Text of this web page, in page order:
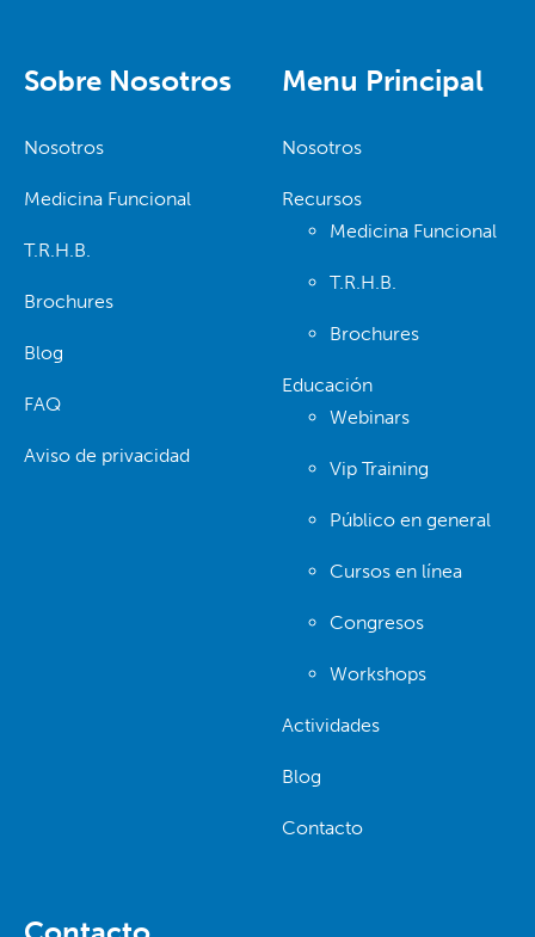
Sobre Nosotros
Nosotros
Medicina Funcional
T.R.H.B.
Brochures
Blog
FAQ
Aviso de privacidad
Menu Principal
Nosotros
Recursos
Medicina Funcional
T.R.H.B.
Brochures
Educación
Webinars
Vip Training
Público en general
Cursos en línea
Congresos
Workshops
Actividades
Blog
Contacto